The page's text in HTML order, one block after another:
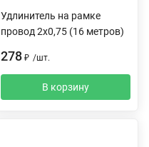
Удлинитель на рамке
провод 2х0,75 (16 метров)
278 ₽ /шт.
В корзину